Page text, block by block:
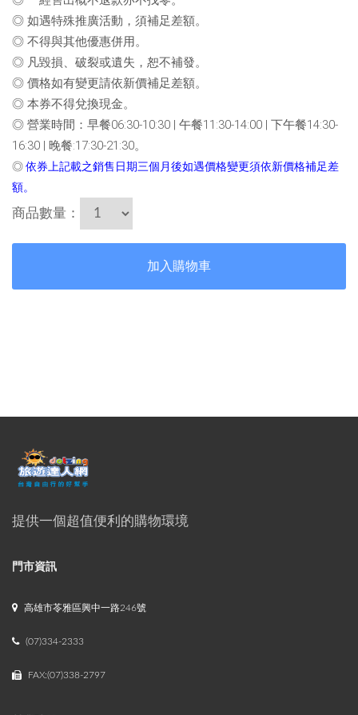
◎ 如遇特殊推廣活動，須補足差額。
◎ 不得與其他優惠併用。
◎ 凡毀損、破裂或遺失，恕不補發。
◎ 價格如有變更請依新價補足差額。
◎ 本券不得兌換現金。
◎ 營業時間：早餐06:30-10:30 | 午餐11:30-14:00 | 下午餐14:30-
16:30 | 晚餐:17:30-21:30。
◎依券上記載之銷售日期三個月後如遇價格變更須依新價格補足差
額。
商品數量：
提供一個超值便利的購物環境
門市資訊
高雄市苓雅區興中一路246號
(07)334-2333
FAX:(07)338-2797